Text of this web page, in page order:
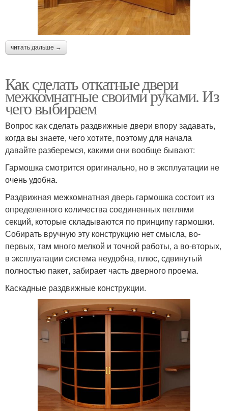
читать дальше →
Как сделать откатные двери
межкомнатные своими руками. Из
чего выбираем
Вопрос как сделать раздвижные двери впору задавать,
когда вы знаете, чего хотите, поэтому для начала
давайте разберемся, какими они вообще бывают:
Гармошка смотрится оригинально, но в эксплуатации не
очень удобна.
Раздвижная межкомнатная дверь гармошка состоит из
определенного количества соединенных петлями
секций, которые складываются по принципу гармошки.
Собирать вручную эту конструкцию нет смысла, во-
первых, там много мелкой и точной работы, а во-вторых,
в эксплуатации система неудобна, плюс, сдвинутый
полностью пакет, забирает часть дверного проема.
Каскадные раздвижные конструкции.